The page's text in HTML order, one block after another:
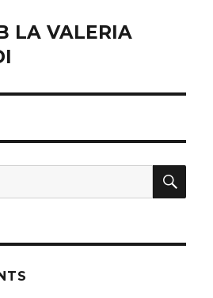
LA VALERIA